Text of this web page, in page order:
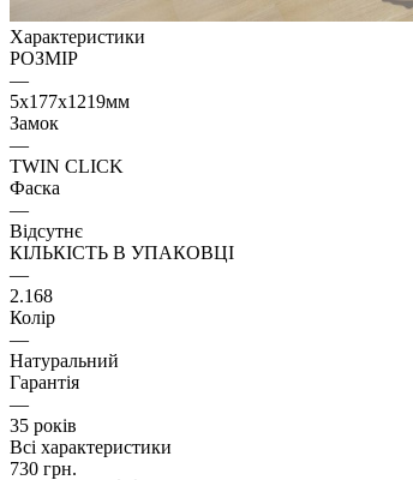
Характеристики
РОЗМІР
—
5х177х1219мм
Замок
—
TWIN CLICK
Фаска
—
Відсутнє
КІЛЬКІСТЬ В УПАКОВЦІ
—
2.168
Колір
—
Натуральний
Гарантія
—
35 років
Всі характеристики
730 грн.